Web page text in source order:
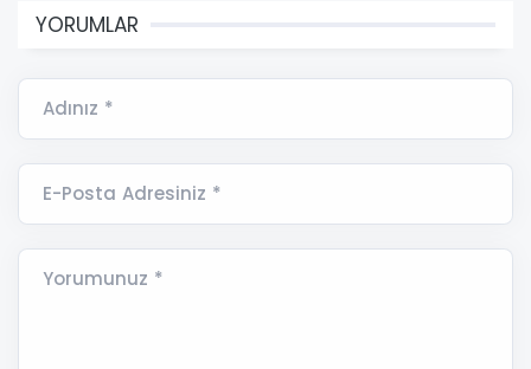
YORUMLAR
Adınız *
E-Posta Adresiniz *
Yorumunuz *